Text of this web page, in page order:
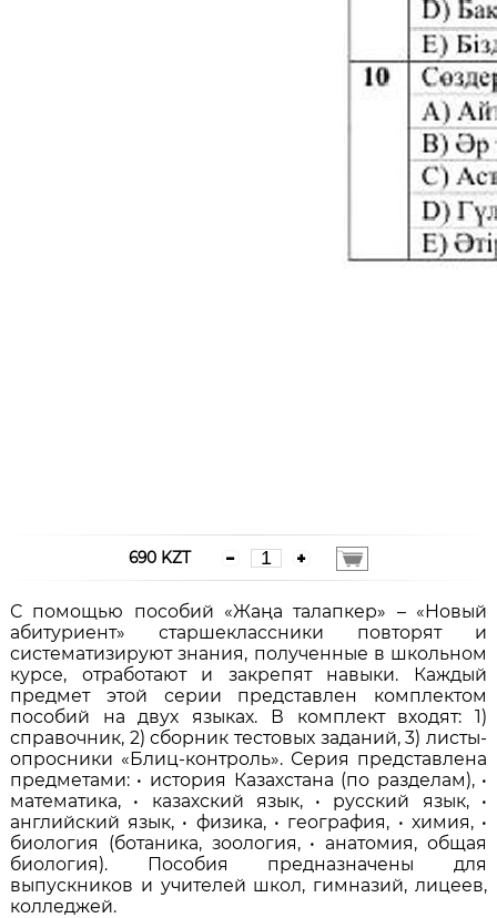
690 KZT
С помощью пособий «Жаңа талапкер» – «Новый
абитуриент» старшеклассники повторят и
систематизируют знания, полученные в школьном
курсе, отработают и закрепят навыки. Каждый
предмет этой серии представлен комплектом
пособий на двух языках. В комплект входят: 1)
справочник, 2) сборник тестовых заданий, 3) листы-
опросники «Блиц-контроль». Серия представлена
предметами: • история Казахстана (по разделам), •
математика, • казахский язык, • русский язык, •
английский язык, • физика, • география, • химия, •
биология (ботаника, зоология, • анатомия, общая
биология). Пособия предназначены для
выпускников и учителей школ, гимназий, лицеев,
колледжей.